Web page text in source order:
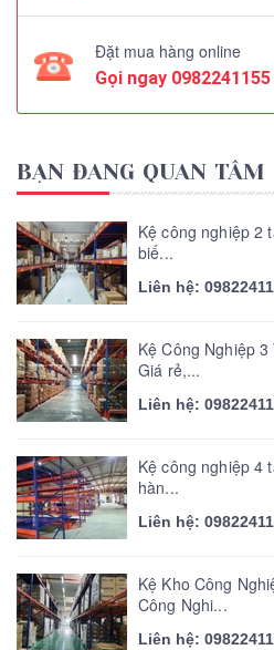
Đặt mua hàng online
Gọi ngay 0982241155
BẠN ĐANG QUAN TÂM
Kệ công nghiệp 2
biế...
Liên hệ:
Kệ Công Nghiệp
Giá rẻ,...
Liên hệ:
Kệ công nghiệp 4
hàn...
Liên hệ:
Kệ Kho Công
Công Nghi...
Liên hệ: